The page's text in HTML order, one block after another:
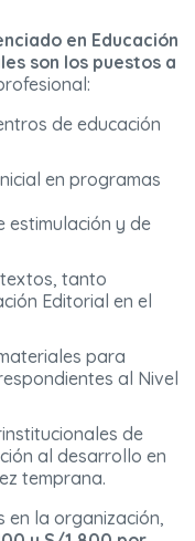
en Educación
son los puestos a
de educación
en programas
estimulación y de
tanto
Editorial en el
para
al Nivel
de
al desarrollo en
temprana.
en la organización,